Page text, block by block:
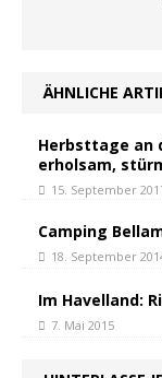
ÄHNLICHE
Herbsttage an
erholsam,
15. September
Camping
18. September
Im Havelland:
7. Mai 2015